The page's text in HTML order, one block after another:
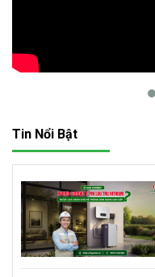
Tin Nổi Bật